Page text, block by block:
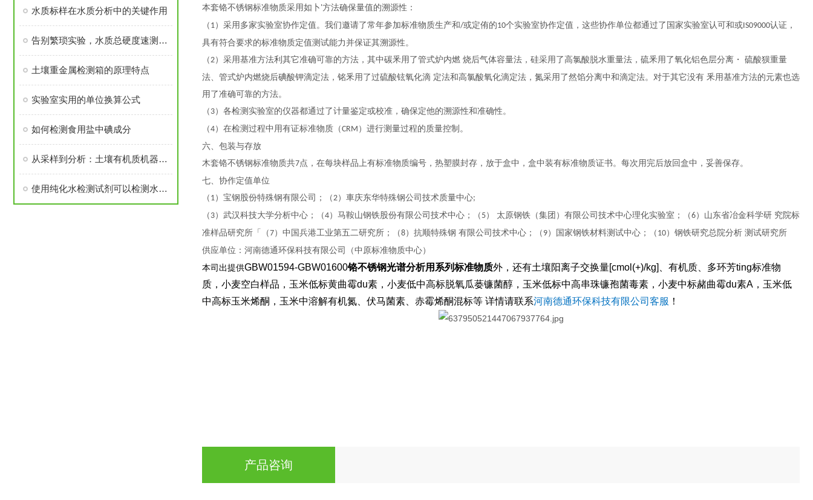
水质标样在水质分析中的关键作用
告别繁琐实验，水质总硬度速测试剂盒让检测变得简单快捷
土壤重金属检测箱的原理特点
实验室实用的单位换算公式
如何检测食用盐中碘成分
从采样到分析：土壤有机质机器人的全流程作业模式与效率优势
使用纯化水检测试剂可以检测水质,判断其是否达到要求
本套铬不锈钢标准物质采用如卜 '方法确保量值的溯源性：
（ 1）采用多家实验室协作定值。我们邀请了常年参加标准物质生产和/或定侑的10个实验室协作定值，这些协作单位都通过了国家实验室认可和或IS09000认证，
具有符合要求的标准物质定值测试能力并保证其溯源性。
（2）采用基准方法利其它准确可靠的方法，其中碳釆用了管式炉内燃 烧后气体容量法，硅采用了高氯酸脱水重量法，硫釆用了氧化铝色层分离・ 硫酸狈重量
法、管式炉内燃烧后碘酸钾滴定法，铭釆用了过硫酸铉氧化滴 定法和高氯酸氧化滴定法，氮采用了然馅分离中和滴定法。对于其它没有 釆用基准方法的元素也选
用了准确可靠的方法。
（ 3）各检测实验室的仪器都通过了计量鉴定或校准，确保定他的溯源性和准确性。
（4）在检测过程中用有证标准物质（CRM ）进行测量过程的质量控制。
六、包装与存放
木套铬不锈钢标准物质共7点，在每块样品上有标准物质编号，热塑膜封存，放于盒中，盒中装有标准物质证书。每次用完后放回盒中，妥善保存。
七、协作定值单位
（ 1）宝钢股份特殊钢有限公司；（2）車庆东华特殊钢公司技术质量中心;
（ 3）武汉科技大学分析中心；（4）马鞍山钢铁股份有限公司技术中心；（ 5） 太原钢铁（集团）有限公司技术中心理化实验室；（6）山东省冶金科学研 究院标
准样品研究所「（7）中国兵港工业第五二研究所；（8）抗顺特殊钢 有限公司技术中心；（ 9）国家钢铁材料测试中心；（ 10）钢铁研究总院分析 测试研究所
供应单位：河南德通环保科技有限公司（中原标准物质中心）
本司出提供GBW01594-GBW01600铬不锈钢光谱分析用系列标准物质外，还有土壤阳离子交换量[cmol(+)/kg]、有机质、多环芳ting标准物
质，小麦空白样品，玉米低标黄曲霉du素，小麦低中高标脱氧瓜蒌镰菌醇，玉米低标中高串珠镰孢菌毒素，小麦中标赭曲霉du素A，玉米低
中高标玉米烯酮，玉米中溶解有机氮、伏马菌素、赤霉烯酮混标等 详情请联系河南德通环保科技有限公司客服 ！
产品咨询